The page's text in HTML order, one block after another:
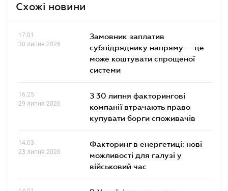
Схожі новини
17.01
30 липня 2026
Замовник заплатив
субпідряднику напряму — це
може коштувати спрощеної
системи
16.25
29 липня 2026
З 30 липня факторингові
компанії втрачають право
купувати борги споживачів
14.03
23 липня 2026
Факторинг в енергетиці: нові
можливості для галузі у
військовий час